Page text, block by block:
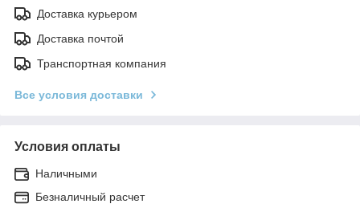
Доставка курьером
Доставка почтой
Транспортная компания
Все условия доставки
Условия оплаты
Наличными
Безналичный расчет